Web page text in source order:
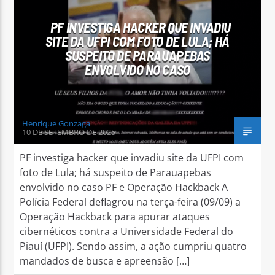
Arara Azul FM
PF INVESTIGA HACKER QUE INVADIU
SITE DA UFPI COM FOTO DE LULA; HÁ
SUSPEITO DE PARAUAPEBAS
ENVOLVIDO NO CASO
Henrique Gonzaga
10 DE SETEMBRO DE 2025
PF investiga hacker que invadiu site da UFPI com
foto de Lula; há suspeito de Parauapebas
envolvido no caso PF e Operação Hackback A
Polícia Federal deflagrou na terça-feira (09/09) a
Operação Hackback para apurar ataques
cibernéticos contra a Universidade Federal do
Piauí (UFPI). Sendo assim, a ação cumpriu quatro
mandados de busca e apreensão […]